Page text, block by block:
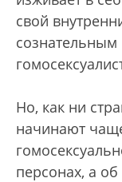
свой
Но, как ни
начинают
персонах, а